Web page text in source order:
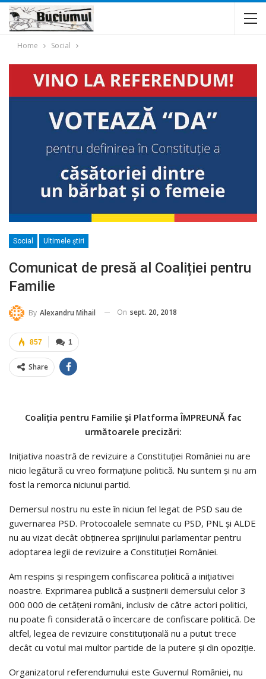
Home Social
Social Ultimele ştiri
Comunicat de presă al Coaliției pentru
Familie
By Alexandru Mihail On sept. 20, 2018
1
857
Share
Coaliţia pentru Familie şi Platforma ÎMPREUNĂ fac
următoarele precizări:
Iniţiativa noastră de revizuire a Constituţiei României nu are
nicio legătură cu vreo formaţiune politică. Nu suntem şi nu am
fost la remorca niciunui partid.
Demersul nostru nu este în niciun fel legat de PSD sau de
guvernarea PSD. Protocoalele semnate cu PSD, PNL şi ALDE
nu au vizat decât obţinerea sprijinului parlamentar pentru
adoptarea legii de revizuire a Constituţiei României.
Am respins şi respingem confiscarea politică a iniţiativei
noastre. Exprimarea publică a susţinerii demersului celor 3
000 000 de cetăţeni români, inclusiv de către actori politici,
nu poate fi considerată o încercare de confiscare politică. De
altfel, legea de revizuire constituţională nu a putut trece
decât cu votul mai multor partide de la putere şi din opoziţie.
Organizatorul referendumului este Guvernul României, nu